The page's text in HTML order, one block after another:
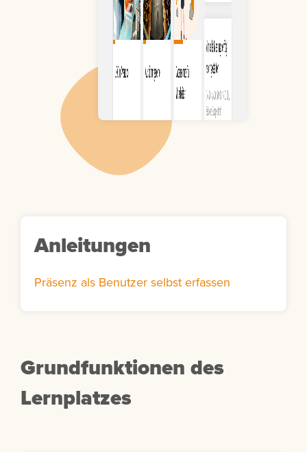
Anleitungen
Präsenz als Benutzer selbst erfassen
Grundfunktionen des
Lernplatzes